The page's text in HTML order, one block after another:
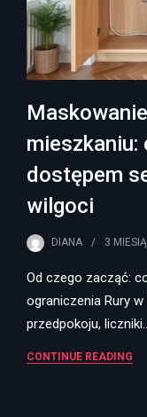
dostępem
wilgoci
DIANA 3
Od czego zacząć:
ograniczenia Rury
przedpokoju,
CONTINUE READING